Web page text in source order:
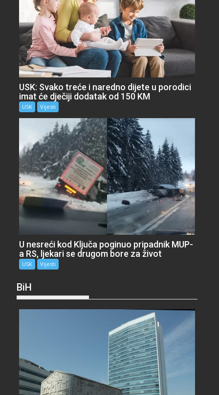
USK: Svako treće i naredno dijete u porodici
imat će dječiji dodatak od 150 KM
USK Vijesti
U nesreći kod Ključa poginuo pripadnik MUP-
a RS, ljekari se drugom bore za život
USK Vijesti
BiH